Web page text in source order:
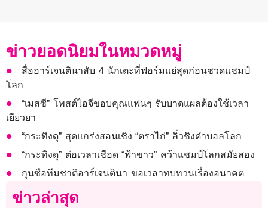
ข่าวยอดนิยมในหมวดหมู่
สื่ออาร์เจนตินาสับ 4 นักเตะที่ฟอร์มแย่สุดก่อนชวดแชมป์
โลก
“เมสซี” โพสต์ไอจีขอบคุณแฟนๆ รับบาดแผลต้องใช้เวลา
เยียวยา
“กระทิงดุ” สุดแกร่งสอนเชิง “ตราไก่” ลิ่วชิงดำบอลโลก
“กระทิงดุ” ต่อเวลาเชือด “ฟ้าขาว” คว้าแชมป์โลกสมัยสอง
กุนซือทีมชาติอาร์เจนตินา ขอเวลาทบทวนเรื่องอนาคต
ข่าวล่าสุด